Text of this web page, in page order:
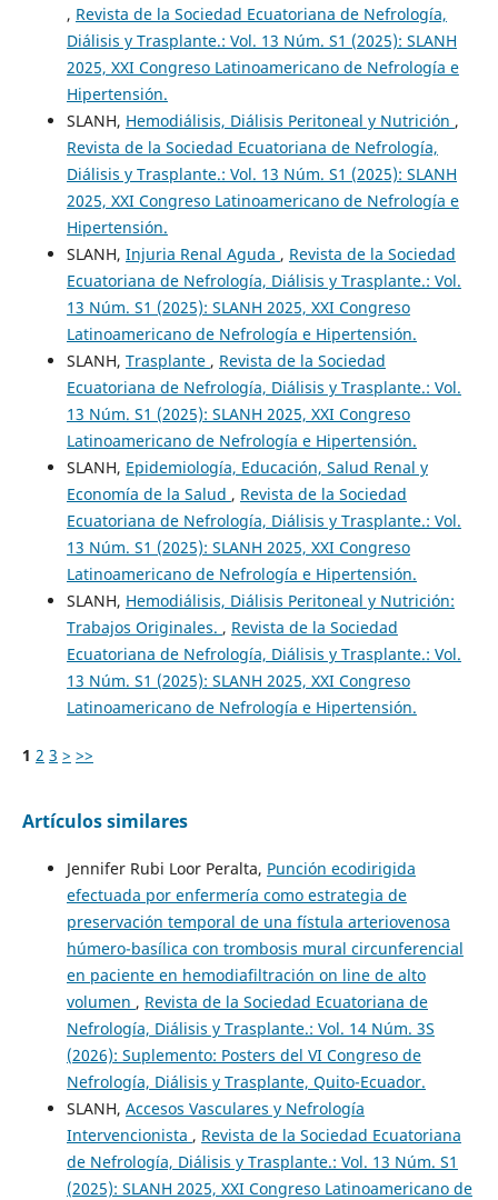
, Revista de la Sociedad Ecuatoriana de Nefrología,
Diálisis y Trasplante.: Vol. 13 Núm. S1 (2025): SLANH
2025, XXI Congreso Latinoamericano de Nefrología e
Hipertensión.
SLANH, Hemodiálisis, Diálisis Peritoneal y Nutrición ,
Revista de la Sociedad Ecuatoriana de Nefrología,
Diálisis y Trasplante.: Vol. 13 Núm. S1 (2025): SLANH
2025, XXI Congreso Latinoamericano de Nefrología e
Hipertensión.
SLANH, Injuria Renal Aguda , Revista de la Sociedad
Ecuatoriana de Nefrología, Diálisis y Trasplante.: Vol.
13 Núm. S1 (2025): SLANH 2025, XXI Congreso
Latinoamericano de Nefrología e Hipertensión.
SLANH, Trasplante , Revista de la Sociedad
Ecuatoriana de Nefrología, Diálisis y Trasplante.: Vol.
13 Núm. S1 (2025): SLANH 2025, XXI Congreso
Latinoamericano de Nefrología e Hipertensión.
SLANH, Epidemiología, Educación, Salud Renal y
Economía de la Salud , Revista de la Sociedad
Ecuatoriana de Nefrología, Diálisis y Trasplante.: Vol.
13 Núm. S1 (2025): SLANH 2025, XXI Congreso
Latinoamericano de Nefrología e Hipertensión.
SLANH, Hemodiálisis, Diálisis Peritoneal y Nutrición:
Trabajos Originales. , Revista de la Sociedad
Ecuatoriana de Nefrología, Diálisis y Trasplante.: Vol.
13 Núm. S1 (2025): SLANH 2025, XXI Congreso
Latinoamericano de Nefrología e Hipertensión.
1 2 3 > >>
Artículos similares
Jennifer Rubi Loor Peralta, Punción ecodirigida
efectuada por enfermería como estrategia de
preservación temporal de una fístula arteriovenosa
húmero-basílica con trombosis mural circunferencial
en paciente en hemodiafiltración on line de alto
volumen , Revista de la Sociedad Ecuatoriana de
Nefrología, Diálisis y Trasplante.: Vol. 14 Núm. 3S
(2026): Suplemento: Posters del VI Congreso de
Nefrología, Diálisis y Trasplante, Quito-Ecuador.
SLANH, Accesos Vasculares y Nefrología
Intervencionista , Revista de la Sociedad Ecuatoriana
de Nefrología, Diálisis y Trasplante.: Vol. 13 Núm. S1
(2025): SLANH 2025, XXI Congreso Latinoamericano de